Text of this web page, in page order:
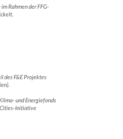
im Rahmen der FFG-
des F&E Projektes
und Energiefonds
Initiative